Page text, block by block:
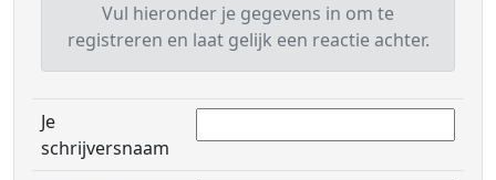
Vul hieronder je gegevens in om te
registreren en laat gelijk een reactie achter.
Je
schrijversnaam